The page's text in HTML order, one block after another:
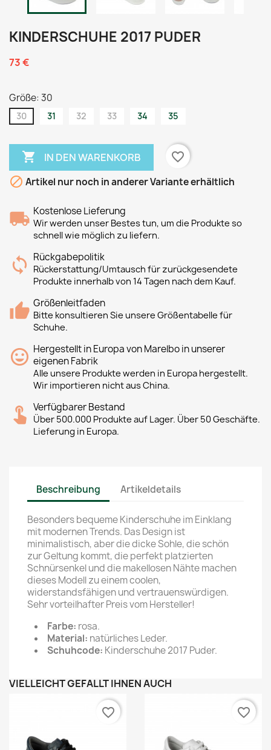
KINDERSCHUHE 2017 PUDER
73 €
Größe: 30
30 31 32 33 34 35
 IN DEN WARENKORB
favorite_border
 Artikel nur noch in anderer Variante erhältlich
Kostenlose Lieferung
Wir werden unser Bestes tun, um die Produkte so
schnell wie möglich zu liefern.
Rückgabepolitik
Rückerstattung/Umtausch für zurückgesendete
Produkte innerhalb von 14 Tagen nach dem Kauf.
Größenleitfaden
Bitte konsultieren Sie unsere Größentabelle für
Schuhe.
Hergestellt in Europa von Marelbo in unserer
eigenen Fabrik
Alle unsere Produkte werden in Europa hergestellt.
Wir importieren nicht aus China.
Verfügbarer Bestand
Über 500.000 Produkte auf Lager. Über 50 Geschäfte.
Lieferung in Europa.
Beschreibung Artikeldetails
Besonders bequeme Kinderschuhe im Einklang
mit modernen Trends. Das Design ist
minimalistisch, aber die dicke Sohle, die schön
zur Geltung kommt, die perfekt platzierten
Schnürsenkel und die makellosen Nähte machen
dieses Modell zu einem coolen,
widerstandsfähigen und vertrauenswürdigen.
Sehr vorteilhafter Preis vom Hersteller!
Farbe: rosa.
Material: natürliches Leder.
Schuhcode: Kinderschuhe 2017 Puder.
VIELLEICHT GEFÄLLT IHNEN AUCH
favorite_border favorite_border